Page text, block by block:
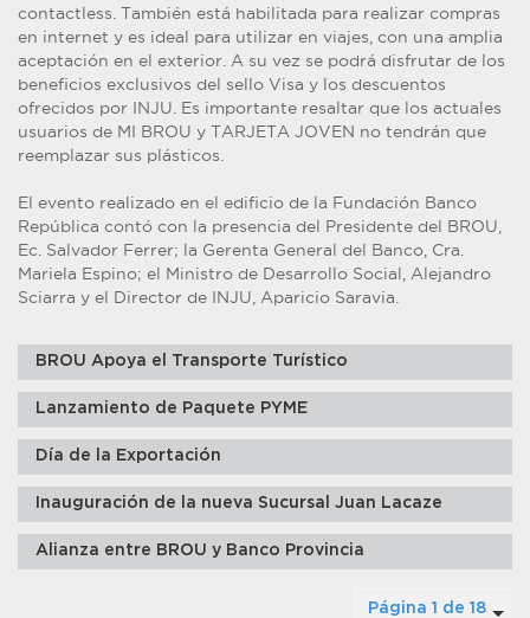
contactless. También está habilitada para realizar compras
en internet y es ideal para utilizar en viajes, con una amplia
aceptación en el exterior. A su vez se podrá disfrutar de los
beneficios exclusivos del sello Visa y los descuentos
ofrecidos por INJU. Es importante resaltar que los actuales
usuarios de MI BROU y TARJETA JOVEN no tendrán que
reemplazar sus plásticos.
El evento realizado en el edificio de la Fundación Banco
República contó con la presencia del Presidente del BROU,
Ec. Salvador Ferrer; la Gerenta General del Banco, Cra.
Mariela Espino; el Ministro de Desarrollo Social, Alejandro
Sciarra y el Director de INJU, Aparicio Saravia.
BROU Apoya el Transporte Turístico
Lanzamiento de Paquete PYME
Día de la Exportación
Inauguración de la nueva Sucursal Juan Lacaze
Alianza entre BROU y Banco Provincia
Página 1 de 18